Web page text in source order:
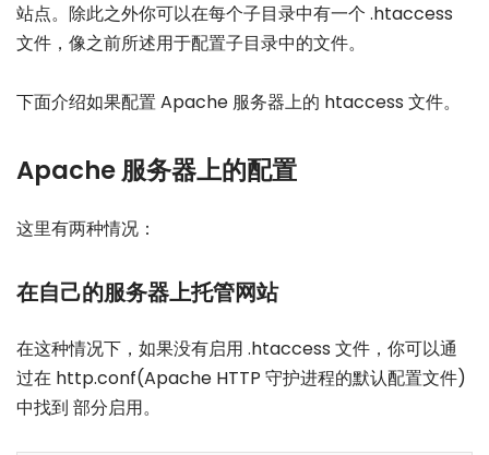
站点。除此之外你可以在每个子目录中有一个 .htaccess
文件，像之前所述用于配置子目录中的文件。
下面介绍如果配置 Apache 服务器上的 htaccess 文件。
Apache 服务器上的配置
这里有两种情况：
在自己的服务器上托管网站
在这种情况下，如果没有启用 .htaccess 文件，你可以通
过在 http.conf(Apache HTTP 守护进程的默认配置文件)
中找到 部分启用。